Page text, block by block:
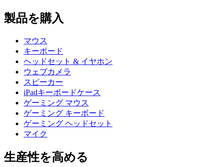
製品を購入
マウス
キーボード
ヘッドセット & イヤホン
ウェブカメラ
スピーカー
iPadキーボードケース
ゲーミング マウス
ゲーミング キーボード
ゲーミング ヘッドセット
マイク
生産性を高める